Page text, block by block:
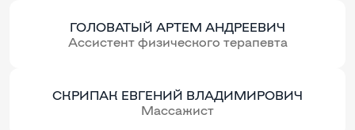
ГОЛОВАТЫЙ АРТЕМ АНДРЕЕВИЧ
Ассистент физического терапевта
СКРИПАК ЕВГЕНИЙ ВЛАДИМИРОВИЧ
Массажист